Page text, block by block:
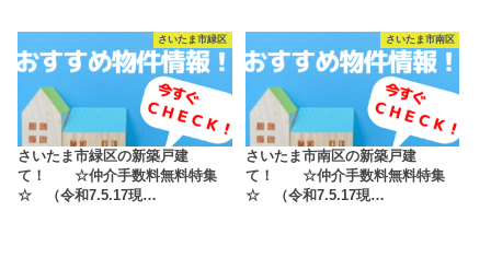
さいたま市緑区
さいたま市緑区の新築戸建
て！ ☆仲介手数料無料特集
☆ （令和7.5.17現…
さいたま市南区
さいたま市南区の新築戸建
て！ ☆仲介手数料無料特集
☆ （令和7.5.17現…